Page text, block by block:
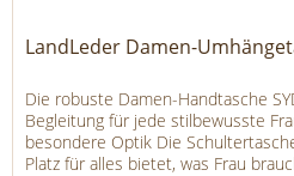
LandLeder Damen-
Die robuste Damen-Handtasche
Begleitung für jede stilbewusste
besondere Optik Die
Platz für alles bietet, was Frau